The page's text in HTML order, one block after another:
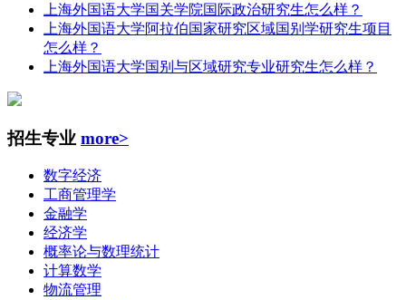
上海外国语大学国关学院国际政治研究生怎么样？
上海外国语大学阿拉伯国家研究区域国别学研究生项目
怎么样？
上海外国语大学国别与区域研究专业研究生怎么样？
招生专业 more>
数字经济
工商管理学
金融学
经济学
概率论与数理统计
计算数学
物流管理